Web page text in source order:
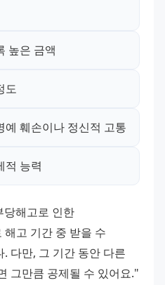
높은 금액
도
예 훼손이나 정신적 고통
적 능력
당해고로 인한
고 기간 중 받을 수
다만, 그 기간 동안 다른
그만큼 공제될 수 있어요."